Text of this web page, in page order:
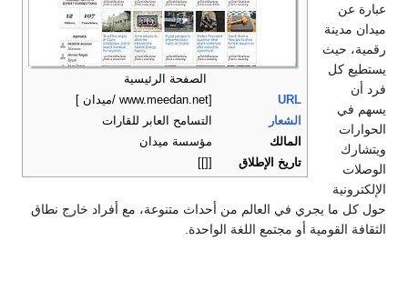
الصفحة الرئيسية
URL
الشعار
التسامح العابر للقارات
المالك
مؤسسة ميدان
تاريخ الإطلاق
عبارة عن
ميدان مدينة
رقمية، حيث
يستطيع كل
فرد أن
يسهم في
الحوارات
ويتشارك
الوصلات
الإلكترونية
حول كل ما يجري في العالم من أحداث متنوعة، مع أفراد خارج نطاق
الثقافة القومية أو مجتمع اللغة الواحدة.